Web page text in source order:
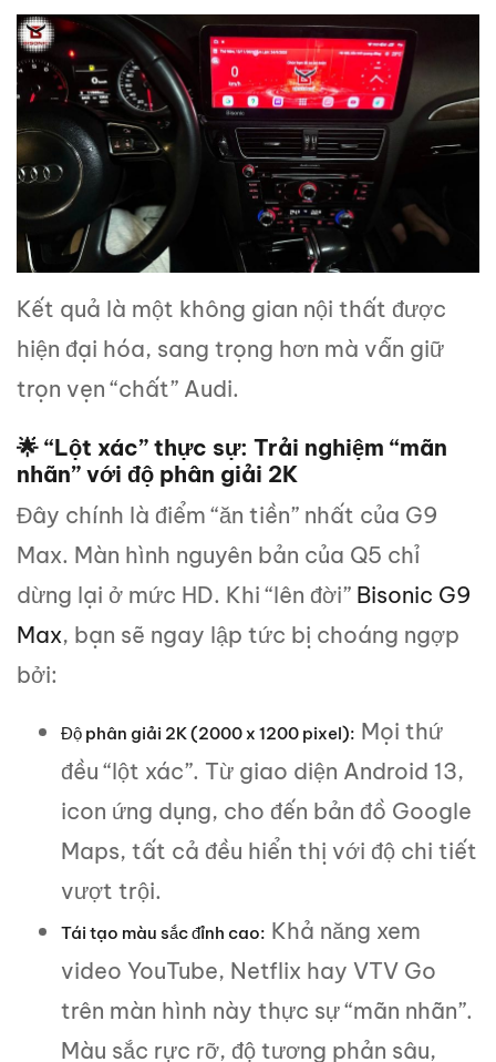
Kết quả là một không gian nội thất được
hiện đại hóa, sang trọng hơn mà vẫn giữ
trọn vẹn “chất” Audi.
🌟 “Lột xác” thực sự: Trải nghiệm “mãn
nhãn” với độ phân giải 2K
Đây chính là điểm “ăn tiền” nhất của G9
Max. Màn hình nguyên bản của Q5 chỉ
dừng lại ở mức HD. Khi “lên đời” Bisonic G9
Max, bạn sẽ ngay lập tức bị choáng ngợp
bởi:
Độ phân giải 2K (2000 x 1200 pixel): Mọi thứ
đều “lột xác”. Từ giao diện Android 13,
icon ứng dụng, cho đến bản đồ Google
Maps, tất cả đều hiển thị với độ chi tiết
vượt trội.
Tái tạo màu sắc đỉnh cao: Khả năng xem
video YouTube, Netflix hay VTV Go
trên màn hình này thực sự “mãn nhãn”.
Màu sắc rực rỡ, độ tương phản sâu,